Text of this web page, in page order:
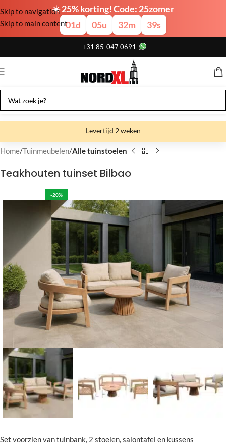
☀️ 25% korting! Code: 25zomer
01d 05u 32m 39s
Skip to navigation
Skip to main content
+31 85-047 0691
Levertijd 2 weken
Gratis verzending
Gratis afhalen
Home Tuinmeubelen Alle tuinstoelen
Teakhouten tuinset Bilbao
-20%
Set voorzien van tuinbank, 2 stoelen, salontafel en kussens